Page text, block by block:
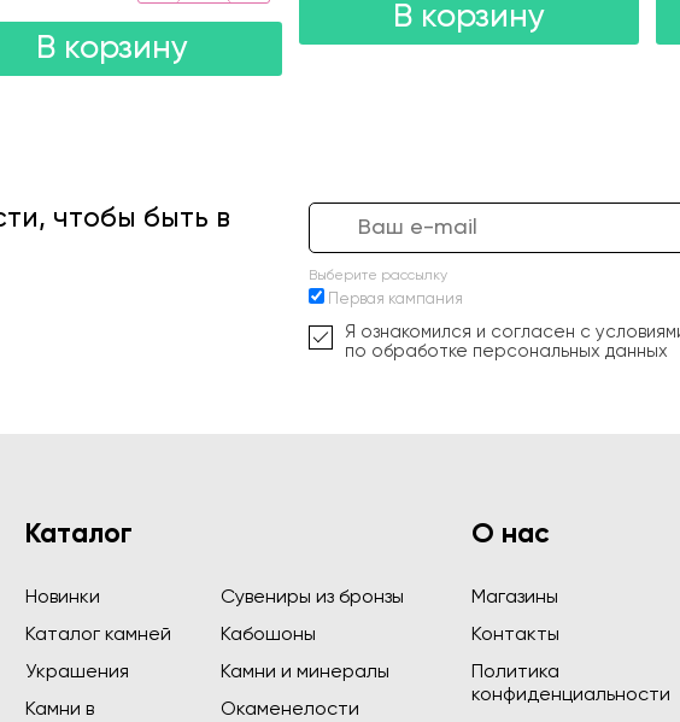
В корзину
В корзину
чтобы быть в
Выберите рассылку
Первая кампания
Я ознакомился и согласен с
по обработке персональных данных
Каталог
Новинки
Сувениры из бронзы
Каталог камней
Кабошоны
Украшения
Камни и минералы
Камни в
Окаменелости
О нас
Магазины
Контакты
Политика
конфиденциальности